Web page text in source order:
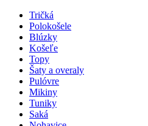
Tričká
Polokošele
Blúzky
Košeľe
Topy
Šaty a overaly
Pulóvre
Mikiny
Tuniky
Saká